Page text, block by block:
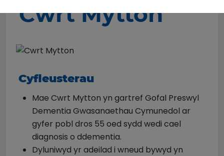
Cwrt Mytton
Cyfleusterau
Mae Cwrt Mytton yn gartref Gofal Preswyl
Dementia Gwasanaethau Cymunedol ar
gyfer pobl dros 55 oed sydd wedi cael
diagnosis o ddementia.
Dyluniwyd yr adeilad i wneud bywyd yn